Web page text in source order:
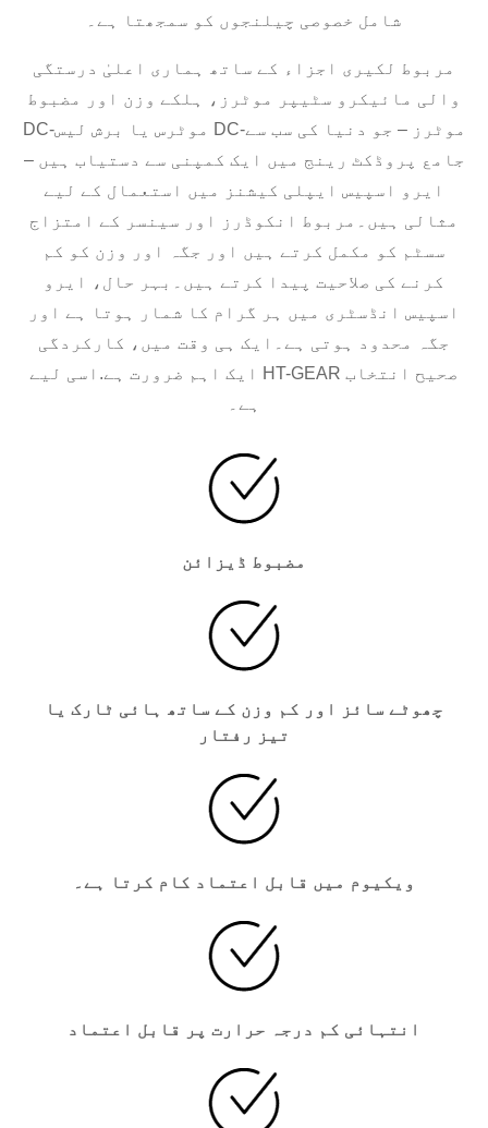
شامل خصوصی چیلنجوں کو سمجھتا ہے۔
مربوط لکیری اجزاء کے ساتھ ہماری اعلیٰ درستگی
والی مائیکرو سٹیپر موٹرز، ہلکے وزن اور مضبوط
DC-موٹرس یا برش لیس DC-موٹرز – جو دنیا کی سب سے
جامع پروڈکٹ رینج میں ایک کمپنی سے دستیاب ہیں –
ایرو اسپیس ایپلی کیشنز میں استعمال کے لیے
مثالی ہیں۔مربوط انکوڈرز اور سینسر کے امتزاج
سسٹم کو مکمل کرتے ہیں اور جگہ اور وزن کو کم
کرنے کی صلاحیت پیدا کرتے ہیں۔بہر حال، ایرو
اسپیس انڈسٹری میں ہر گرام کا شمار ہوتا ہے اور
جگہ محدود ہوتی ہے۔ایک ہی وقت میں، کارکردگی
ایک اہم ضرورت ہے.اسی لیے HT-GEAR صحیح انتخاب
ہے۔
مضبوط ڈیزائن
چھوٹے سائز اور کم وزن کے ساتھ ہائی ٹارک یا
تیز رفتار
ویکیوم میں قابل اعتماد کام کرتا ہے۔
انتہائی کم درجہ حرارت پر قابل اعتماد